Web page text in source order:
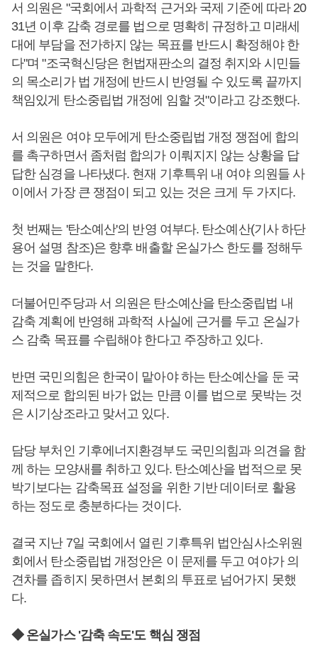
서 의원은 "국회에서 과학적 근거와 국제 기준에 따라 20
31년 이후 감축 경로를 법으로 명확히 규정하고 미래세
대에 부담을 전가하지 않는 목표를 반드시 확정해야 한
다"며 "조국혁신당은 헌법재판소의 결정 취지와 시민들
의 목소리가 법 개정에 반드시 반영될 수 있도록 끝까지
책임있게 탄소중립법 개정에 임할 것"이라고 강조했다.
서 의원은 여야 모두에게 탄소중립법 개정 쟁점에 합의
를 촉구하면서 좀처럼 합의가 이뤄지지 않는 상황을 답
답한 심경을 나타냈다. 현재 기후특위 내 여야 의원들 사
이에서 가장 큰 쟁점이 되고 있는 것은 크게 두 가지다.
첫 번째는 '탄소예산'의 반영 여부다. 탄소예산(기사 하단
용어 설명 참조)은 향후 배출할 온실가스 한도를 정해두
는 것을 말한다.
더불어민주당과 서 의원은 탄소예산을 탄소중립법 내
감축 계획에 반영해 과학적 사실에 근거를 두고 온실가
스 감축 목표를 수립해야 한다고 주장하고 있다.
반면 국민의힘은 한국이 맡아야 하는 탄소예산을 둔 국
제적으로 합의된 바가 없는 만큼 이를 법으로 못박는 것
은 시기상조라고 맞서고 있다.
담당 부처인 기후에너지환경부도 국민의힘과 의견을 함
께 하는 모양새를 취하고 있다. 탄소예산을 법적으로 못
박기보다는 감축목표 설정을 위한 기반 데이터로 활용
하는 정도로 충분하다는 것이다.
결국 지난 7일 국회에서 열린 기후특위 법안심사소위원
회에서 탄소중립법 개정안은 이 문제를 두고 여야가 의
견차를 좁히지 못하면서 본회의 투표로 넘어가지 못했
다.
◆ 온실가스 '감축 속도'도 핵심 쟁점